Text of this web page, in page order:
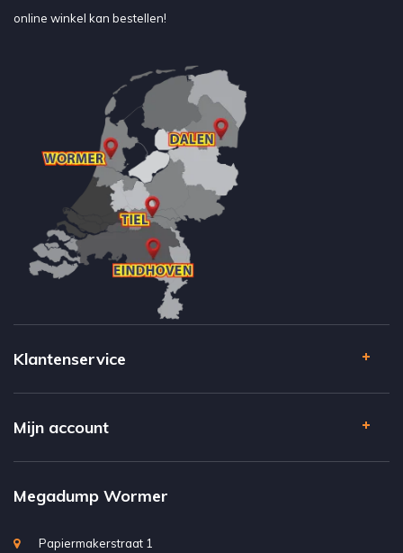
online winkel kan bestellen!
Klantenservice
Mijn account
Megadump Wormer
Papiermakerstraat 1